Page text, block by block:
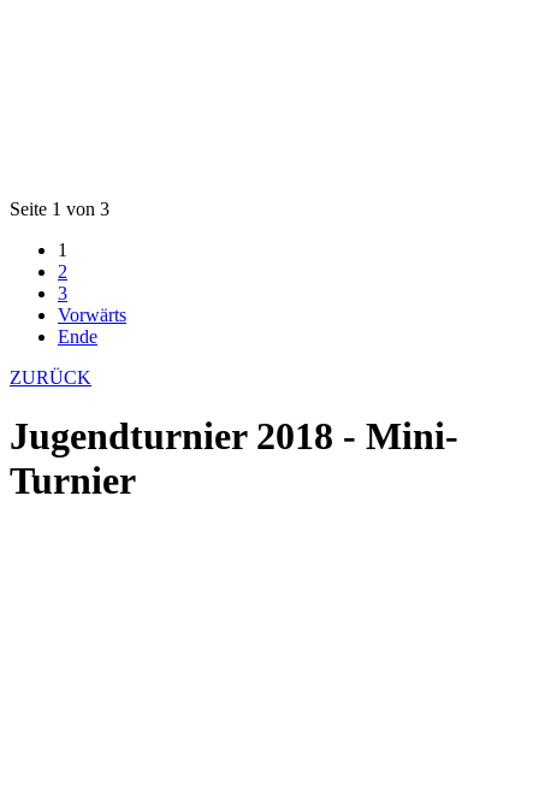
Seite 1 von 3
1
2
3
Vorwärts
Ende
ZURÜCK
Jugendturnier 2018 - Mini-
Turnier